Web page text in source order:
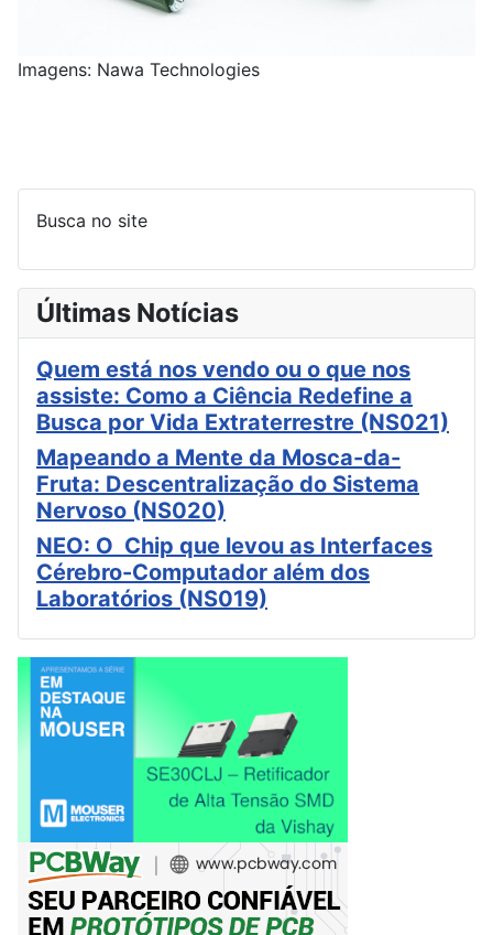
Imagens: Nawa Technologies
Busca no site
Últimas Notícias
Quem está nos vendo ou o que nos
assiste: Como a Ciência Redefine a
Busca por Vida Extraterrestre (NS021)
Mapeando a Mente da Mosca-da-
Fruta: Descentralização do Sistema
Nervoso (NS020)
NEO: O Chip que levou as Interfaces
Cérebro-Computador além dos
Laboratórios (NS019)